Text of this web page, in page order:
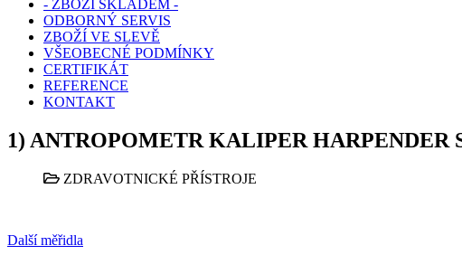
- ZBOŽÍ SKLADEM -
ODBORNÝ SERVIS
ZBOŽÍ VE SLEVĚ
VŠEOBECNÉ PODMÍNKY
CERTIFIKÁT
REFERENCE
KONTAKT
1) ANTROPOMETR KALIPER
ZDRAVOTNICKÉ PŘÍSTROJE
Další měřidla